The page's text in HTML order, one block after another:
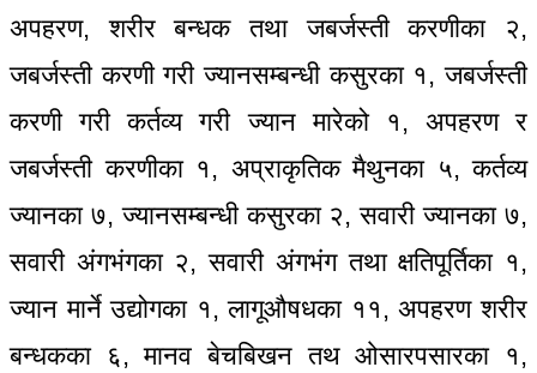
अपहरण, शरीर बन्धक तथा जबर्जस्ती करणीका २,
जबर्जस्ती करणी गरी ज्यानसम्बन्धी कसुरका १, जबर्जस्ती
करणी गरी कर्तव्य गरी ज्यान मारेको १, अपहरण र
जबर्जस्ती करणीका १, अप्राकृतिक मैथुनका ५, कर्तव्य
ज्यानका ७, ज्यानसम्बन्धी कसुरका २, सवारी ज्यानका ७,
सवारी अंगभंगका २, सवारी अंगभंग तथा क्षतिपूर्तिका १,
ज्यान मार्ने उद्योगका १, लागूऔषधका ११, अपहरण शरीर
बन्धकका ६, मानव बेचबिखन तथ ओसारपसारका १,